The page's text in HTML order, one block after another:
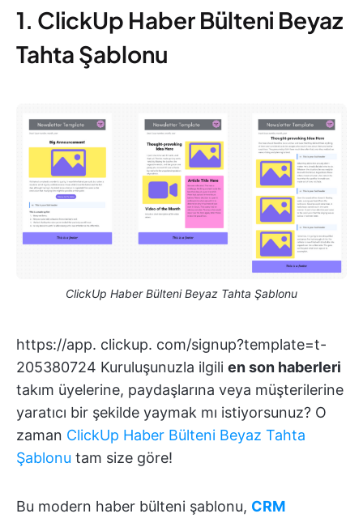
1. ClickUp Haber Bülteni Beyaz
Tahta Şablonu
ClickUp Haber Bülteni Beyaz Tahta Şablonu
https://app. clickup. com/signup?template=t-
205380724 Kuruluşunuzla ilgili en son haberleri
takım üyelerine, paydaşlarına veya müşterilerine
yaratıcı bir şekilde yaymak mı istiyorsunuz? O
zaman ClickUp Haber Bülteni Beyaz Tahta
Şablonu tam size göre!
Bu modern haber bülteni şablonu, CRM